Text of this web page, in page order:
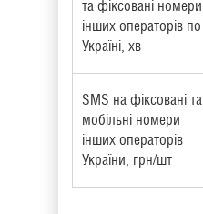
та фіксовані номери
інших операторів по
Україні, хв
SMS на фіксовані та
мобільні номери
інших операторів
України, грн/шт